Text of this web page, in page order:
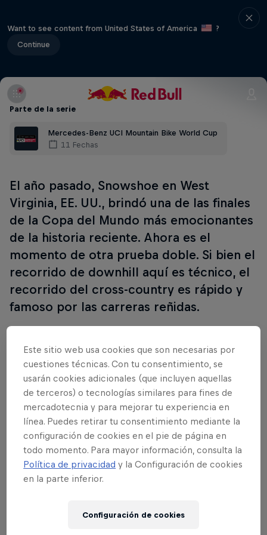
Want to see content from United States of America
?
Continue
Parte de la serie
Mercedes-Benz UCI Mountain Bike World Cup
11 Fechas
El año pasado, Snowshoe en West
Virginia, EE. UU., brindó una de las finales
de la Copa del Mundo más emocionantes
de la historia reciente. Ahora es el
momento de otra prueba doble. Si bien el
recorrido de downhill aquí es técnico, el
recorrido del cross-country es rápido y
famoso por las carreras reñidas.
Este sitio web usa cookies que son necesarias por
cuestiones técnicas. Con tu consentimiento, se
usarán cookies adicionales (que incluyen aquellas
de terceros) o tecnologías similares para fines de
mercadotecnia y para mejorar tu experiencia en
línea. Puedes retirar tu consentimiento mediante la
configuración de cookies en el pie de página en
todo momento. Para mayor información, consulta la
Política de privacidad y la Configuración de cookies
en la parte inferior.
Configuración de cookies